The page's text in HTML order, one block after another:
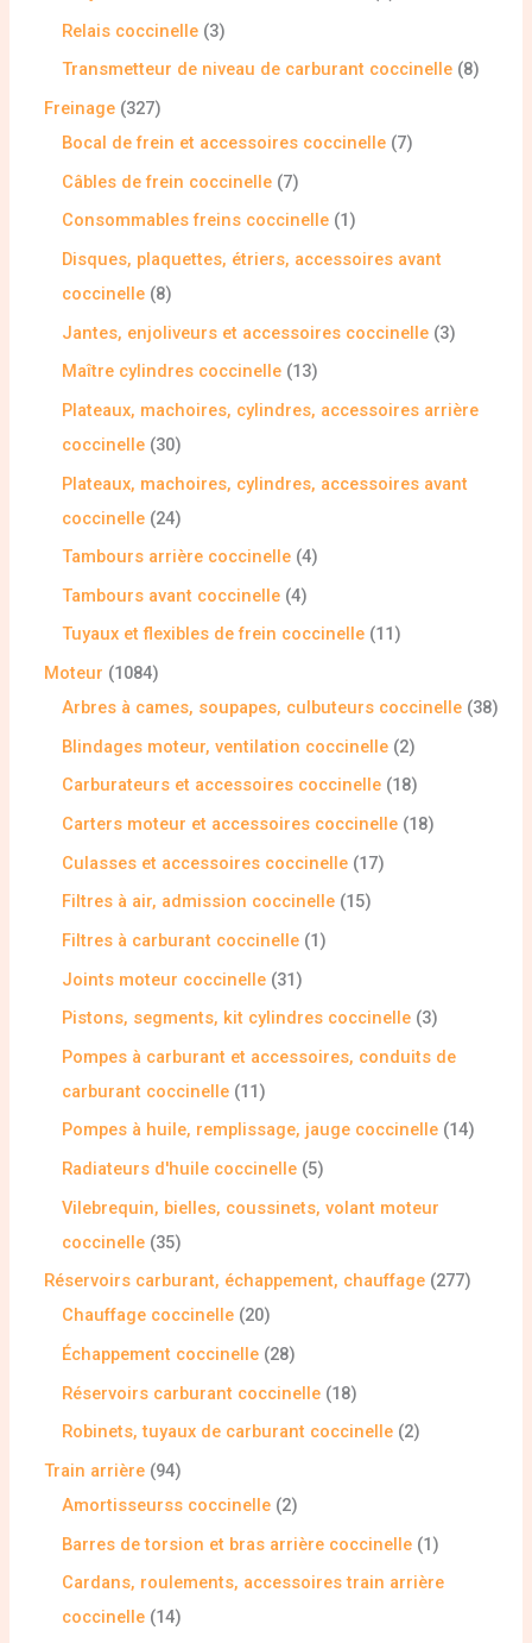
Relais coccinelle 3
Transmetteur de niveau de carburant coccinelle 8
Freinage 327
Bocal de frein et accessoires coccinelle 7
Câbles de frein coccinelle 7
Consommables freins coccinelle 1
Disques, plaquettes, étriers, accessoires avant
coccinelle 8
Jantes, enjoliveurs et accessoires coccinelle 3
Maître cylindres coccinelle 13
Plateaux, machoires, cylindres, accessoires arrière
coccinelle 30
Plateaux, machoires, cylindres, accessoires avant
coccinelle 24
Tambours arrière coccinelle 4
Tambours avant coccinelle 4
Tuyaux et flexibles de frein coccinelle 11
Moteur
1084
Arbres à cames, soupapes, culbuteurs coccinelle 38
Blindages moteur, ventilation coccinelle 2
Carburateurs et accessoires coccinelle 18
Carters moteur et accessoires coccinelle 18
Culasses et accessoires coccinelle 17
Filtres à air, admission coccinelle 15
Filtres à carburant coccinelle 1
Joints moteur coccinelle 31
Pistons, segments, kit cylindres coccinelle 3
Pompes à carburant et accessoires, conduits de
carburant coccinelle 11
Pompes à huile, remplissage, jauge coccinelle 14
Radiateurs d'huile coccinelle 5
Vilebrequin, bielles, coussinets, volant moteur
coccinelle 35
Réservoirs carburant, échappement, chauffage 277
Chauffage coccinelle 20
Échappement coccinelle 28
Réservoirs carburant coccinelle 18
Robinets, tuyaux de carburant coccinelle 2
Train arrière 94
Amortisseurss coccinelle 2
Barres de torsion et bras arrière coccinelle 1
Cardans, roulements, accessoires train arrière
coccinelle 14